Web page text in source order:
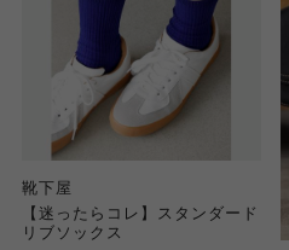
靴下屋
【迷ったらコレ】スタンダード
リブソックス